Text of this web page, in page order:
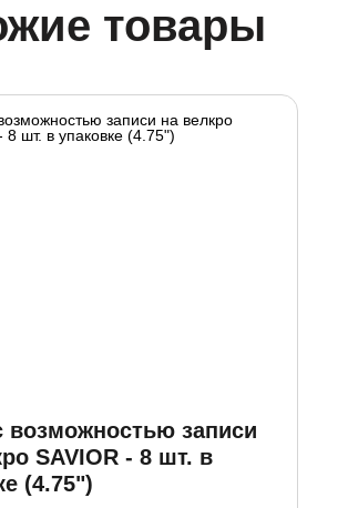
товары
возможностью записи
SAVIOR - 8 шт. в
(4.75")